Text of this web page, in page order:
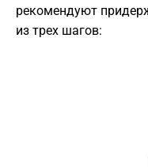
рекомендуют
из трех шагов: